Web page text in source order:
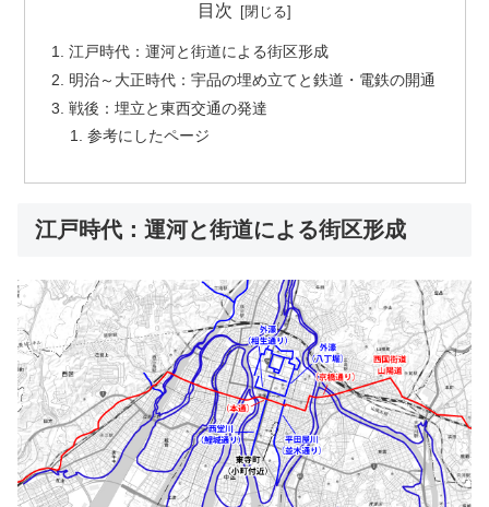
目次
江戸時代：運河と街道による街区形成
明治～大正時代：宇品の埋め立てと鉄道・電鉄の開通
戦後：埋立と東西交通の発達
参考にしたページ
江戸時代：運河と街道による街区形成